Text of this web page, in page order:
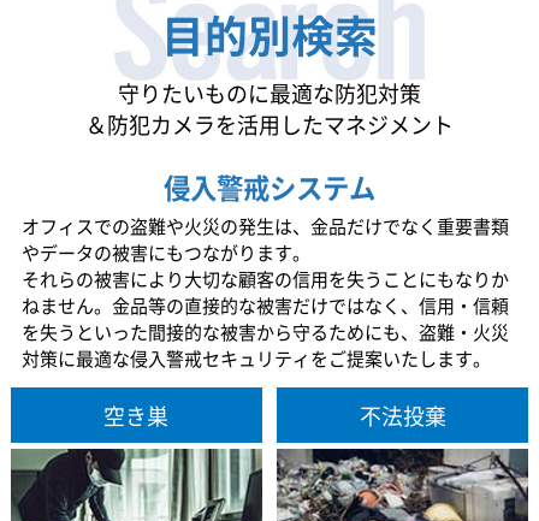
目的別検索
守りたいものに最適な防犯対策
＆防犯カメラを活用したマネジメント
侵入警戒システム
オフィスでの盗難や火災の発生は、金品だけでなく重要書類
やデータの被害にもつながります。
それらの被害により大切な顧客の信用を失うことにもなりか
ねません。金品等の直接的な被害だけではなく、信用・信頼
を失うといった間接的な被害から守るためにも、盗難・火災
対策に最適な侵入警戒セキュリティをご提案いたします。
空き巣 不法投棄